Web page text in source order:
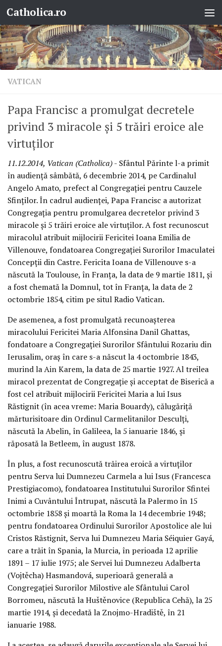
Skip to content
Catholica.ro
VATICAN
Papa Francisc a promulgat decretele
privind 3 miracole şi 5 trăiri eroice ale
virtuţilor
11.12.2014, Vatican (Catholica)- Sfântul Părinte l-a primit
în audienţă sâmbătă, 6 decembrie 2014, pe Cardinalul
Angelo Amato, prefect al Congregaţiei pentru Cauzele
Sfinţilor. În cadrul audienţei, Papa Francisc a autorizat
Congregaţia pentru promulgarea decretelor privind 3
miracole şi 5 trăiri eroice ale virtuţilor. A fost recunoscut
miracolul atribuit mijlocirii Fericitei Ioana Emilia de
Villenouve, fondatoarea Congregaţiei Surorilor Imaculatei
Concepţii din Castre. Fericita Ioana de Villenouve s-a
născută la Toulouse, în Franţa, la data de 9 martie 1811, şi
a fost chemată la Domnul, tot în Franţa, la data de 2
octombrie 1854, citim pe situl Radio Vatican.
De asemenea, a fost promulgată recunoaşterea
miracolului Fericitei Maria Alfonsina Danil Ghattas,
fondatoare a Congregaţiei Surorilor Sfântului Rozariu din
Ierusalim, oraş în care s-a născut la 4 octombrie 1843,
murind la Ain Karem, la data de 25 martie 1927. Al treilea
miracol prezentat de Congregaţie şi acceptat de Biserică a
fost cel atribuit mijlocirii Fericitei Maria a lui Isus
Răstignit (în acea vreme: Maria Bouardy), călugăriţă
mărturisitoare din Ordinul Carmelitanilor Desculţi,
născută la Abelin, în Galileea, la 5 ianuarie 1846, şi
răposată la Betleem, în august 1878.
În plus, a fost recunoscută trăirea eroică a virtuţilor
pentru Serva lui Dumnezeu Carmela a lui Isus (Francesca
Prestigiacomo), fondatoarea Institutului Surorilor Sfintei
Inimi a Cuvântului Întrupat, născută la Palermo în 15
octombrie 1858 şi moartă la Roma la 14 decembrie 1948;
pentru fondatoarea Ordinului Surorilor Apostolice ale lui
Cristos Răstignit, Serva lui Dumnezeu Maria Séiquier Gayá,
care a trăit în Spania, la Murcia, în perioada 12 aprilie
1891 – 17 iulie 1975; ale Servei lui Dumnezeu Adalberta
(Vojtěcha) Hasmandová, superioară generală a
Congregaţiei Surorilor Milostive ale Sfântului Carol
Borromeu, născută la Huštěnovice (Republica Cehă), la 25
martie 1914, şi decedată la Znojmo-Hradiště, în 21
ianuarie 1988.